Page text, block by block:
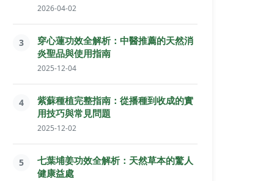
2026-04-02
3
穿心蓮功效全解析：中醫推薦的天然消
炎聖品與使用指南
2025-12-04
4
紫蘇種植完整指南：從播種到收成的實
用技巧與常見問題
2025-12-02
5
七葉埔姜功效全解析：天然草本的驚人
健康益處